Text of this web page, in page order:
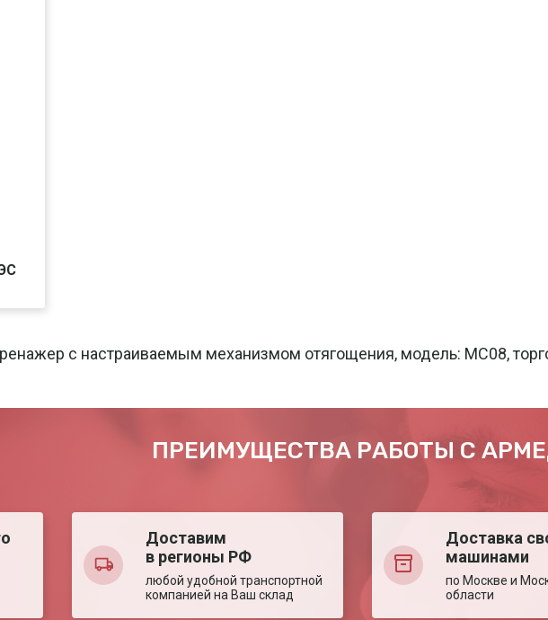
с настраиваемым механизмом отягощения, модель: МС08,
ПРЕИМУЩЕСТВА РАБОТЫ С
Доставим
в регионы РФ
любой удобной транспортной
компанией на Ваш склад
Доставка
машинами
по Москве и
области